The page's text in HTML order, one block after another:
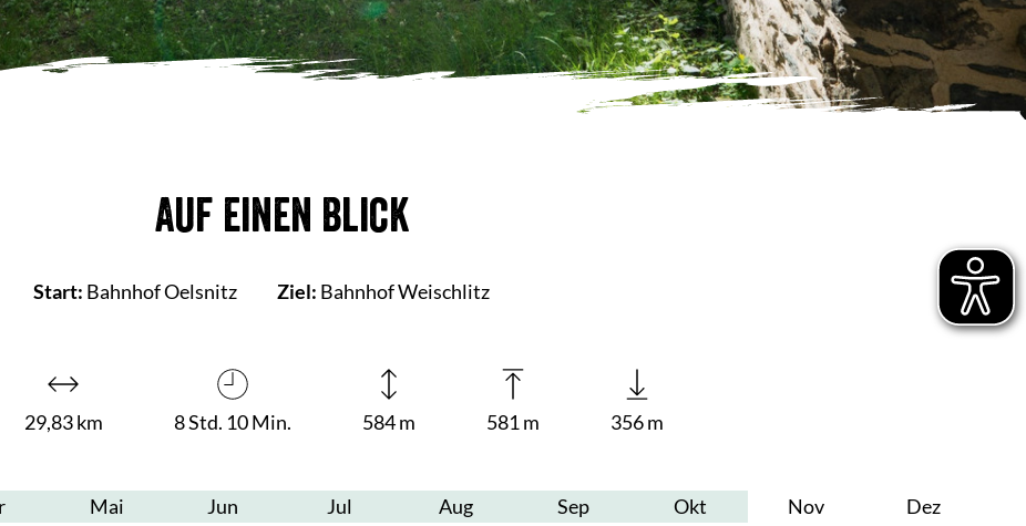
Auf einen Blick
Start: Bahnhof Oelsnitz Ziel: Bahnhof Weischlitz
29,83 km 8 Std. 10 Min. 584 m 581 m 356 m
Mai Jun Jul Aug Sep Okt Nov Dez